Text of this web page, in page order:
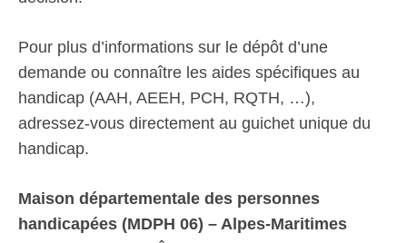
Pour plus d’informations sur le dépôt d’une
demande ou connaître les aides spécifiques au
handicap (AAH, AEEH, PCH, RQTH, …),
adressez-vous directement au guichet unique du
handicap.
Maison départementale des personnes
handicapées (MDPH 06) – Alpes-Maritimes